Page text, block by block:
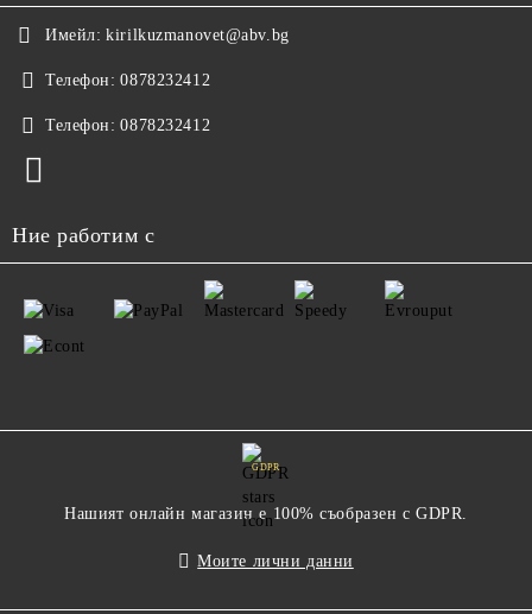
Имейл: kirilkuzmanovet@abv.bg
Телефон: 0878232412
Телефон: 0878232412
Ние работим с
GDPR
Нашият онлайн магазин е 100% съобразен с GDPR.
Моите лични данни